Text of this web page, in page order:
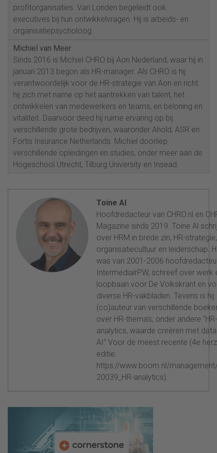
profitorganisaties. Van Londen begeleidt ook
executives bij hun ontwikkelvragen. Hij is arbeids- en
organisatiepsycholoog.
Michiel van Meer
Sinds 2016 is Michiel CHRO bij Aon Nederland, waar hij in
januari 2013 begon als HR-manager. Als CHRO is hij
verantwoordelijk voor de HR-strategie van Aon en richt
hij zich met name op het aantrekken van talent, het
ontwikkelen van medewerkers en teams, en beloning en
vitaliteit. Daarvoor deed hij ruime ervaring op bij
verschillende grote bedrijven, waaronder Ahold, ASR en
Fortis Insurance Netherlands. Michiel doorliep
verschillende opleidingen en studies, onder meer aan de
Hogeschool Utrecht, Tilburg University en Insead.
Toine Al
Hoofdredacteur van CHRO.nl en
Magazine sinds 2019. Toine Al
over HRM in brede zin, HR-strategie,
organisatiecultuur en leiderschap.
was van 2001-2006
IntermediairPW, schreef over werk
loopbaan voor De Volkskrant en
diverse HR-vakbladen. Tevens is hij
(co)auteur van verschillende
over HR-thema’s; onder andere "HR-
analytics, waarde creëren met
AI" Voor de meest recente (4e
editie:
https://www.boom.nl/
20039_HR-analytics).